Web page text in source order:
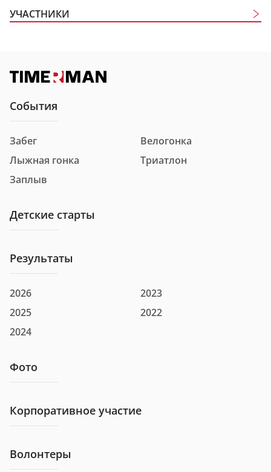
УЧАСТНИКИ
Номер
Фамилия и имя Айнетдинов Расул
Город
Город
События
Забег
Лыжная гонка
Заплыв
Велогонка
Триатлон
Детские старты
Результаты
2026
2025
2024
2023
2022
Фото
Корпоративное участие
Волонтеры